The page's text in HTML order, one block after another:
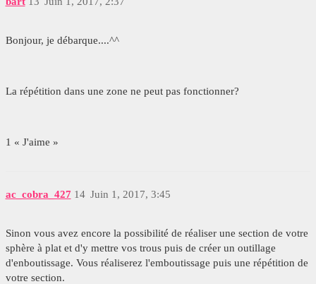
Bonjour, je débarque....^^
La répétition dans une zone ne peut pas fonctionner?
1 « J'aime »
ac_cobra_427 Juin 1, 2017, 3:45
14
Sinon vous avez encore la possibilité de réaliser une section de votre
sphère à plat et d'y mettre vos trous puis de créer un outillage
d'enboutissage. Vous réaliserez l'emboutissage puis une répétition de
votre section.